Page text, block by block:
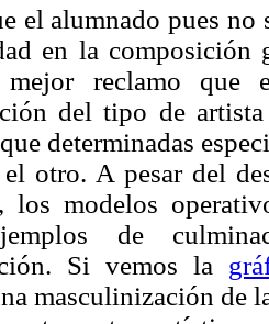
el alumnado pues no
en la composición
reclamo que
del tipo de
determinadas
el otro. A pesar del
los modelos
de
Si vemos la
masculinización de